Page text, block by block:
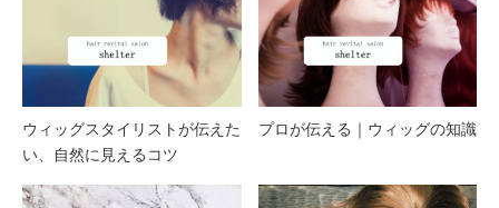
ウィッグスタイリストが伝えた
い、自然に見えるコツ
プロが伝える｜ウィッグの知識